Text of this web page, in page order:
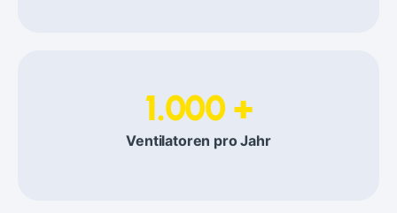
1.000 +
Ventilatoren pro Jahr